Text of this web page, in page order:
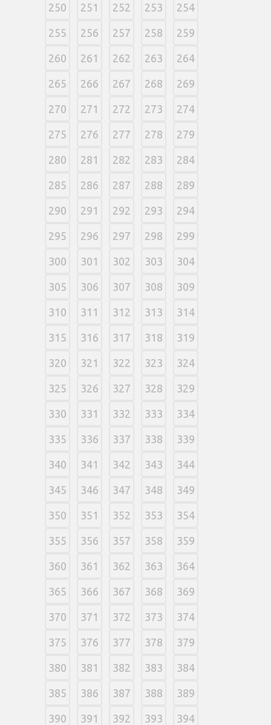
250 251 252 253 254
255 256 257 258 259
260 261 262 263 264
265 266 267 268 269
270 271 272 273 274
275 276 277 278 279
280 281 282 283 284
285 286 287 288 289
290 291 292 293 294
295 296 297 298 299
300 301 302 303 304
305 306 307 308 309
310 311 312 313 314
315 316 317 318 319
320 321 322 323 324
325 326 327 328 329
330 331 332 333 334
335 336 337 338 339
340 341 342 343 344
345 346 347 348 349
350 351 352 353 354
355 356 357 358 359
360 361 362 363 364
365 366 367 368 369
370 371 372 373 374
375 376 377 378 379
380 381 382 383 384
385 386 387 388 389
390 391 392 393 394